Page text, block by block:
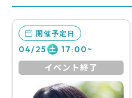
開催予定日
04/25 土 17:00~
イベント終了